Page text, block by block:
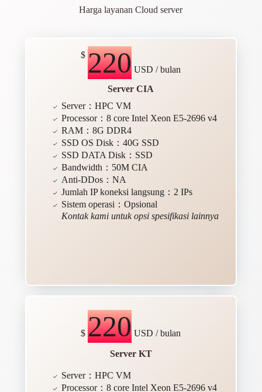
Harga layanan Cloud server
$ 220 USD / bulan
Server CIA
Server：HPC VM
Processor：8 core Intel Xeon E5-2696 v4
RAM：8G DDR4
SSD OS Disk：40G SSD
SSD DATA Disk：SSD
Bandwidth：50M CIA
Anti-DDos：NA
Jumlah IP koneksi langsung：2 IPs
Sistem operasi：Opsional
Kontak kami untuk opsi spesifikasi lainnya
$ 220 USD / bulan
Server KT
Server：HPC VM
Processor：8 core Intel Xeon E5-2696 v4